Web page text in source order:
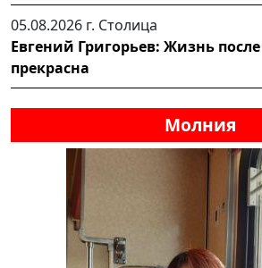
05.08.2026 г. Столица
Евгений Григорьев: Жизнь
прекрасна
Молния